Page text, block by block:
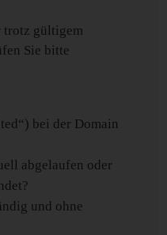
trotz gültigem
Sie bitte
bei der Domain
abgelaufen oder
und ohne